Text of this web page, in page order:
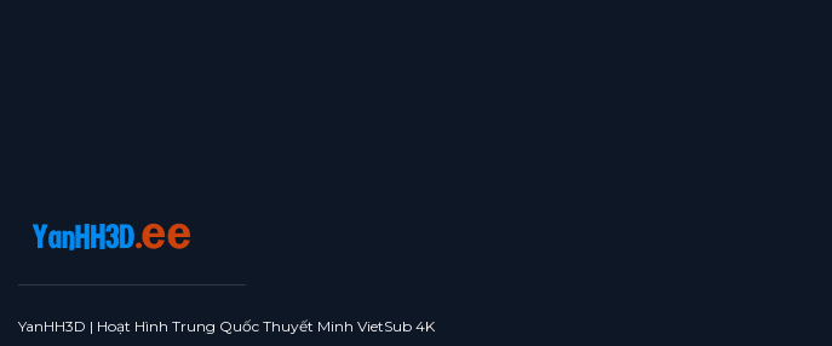
YanHH3D | Hoạt Hình Trung Quốc Thuyết Minh VietSub 4K